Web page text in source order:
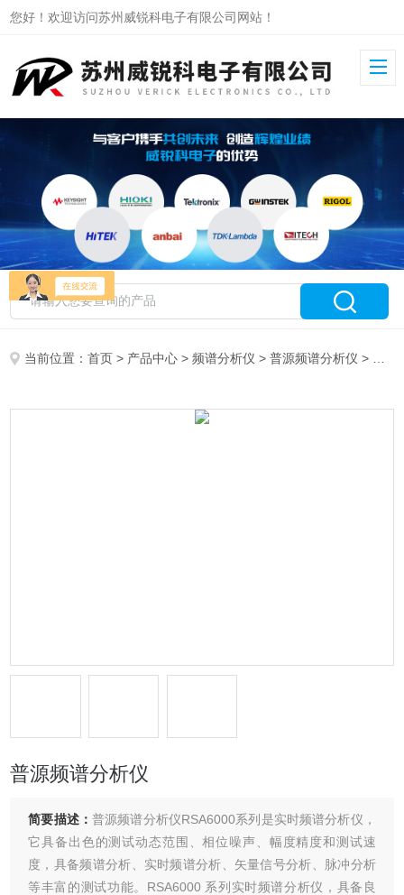
您好！欢迎访问苏州威锐科电子有限公司网站！
当前位置：首页 > 产品中心 >频谱分析仪 >普源频谱分析仪 > RSA6265普源频谱分析仪
普源频谱分析仪
简要描述： 普源频谱分析仪RSA6000系列是实时频谱分析仪，
它具备出色的测试动态范围、相位噪声、幅度精度和测试速
度，具备频谱分析、实时频谱分析、矢量信号分析、脉冲分析
等丰富的测试功能。RSA6000 系列实时频谱分析仪，具备良